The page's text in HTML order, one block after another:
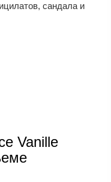
сандала и
Vanille